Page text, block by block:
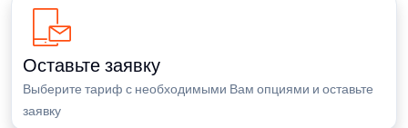
Оставьте заявку
Выберите тариф с необходимыми Вам опциями и оставьте
заявку